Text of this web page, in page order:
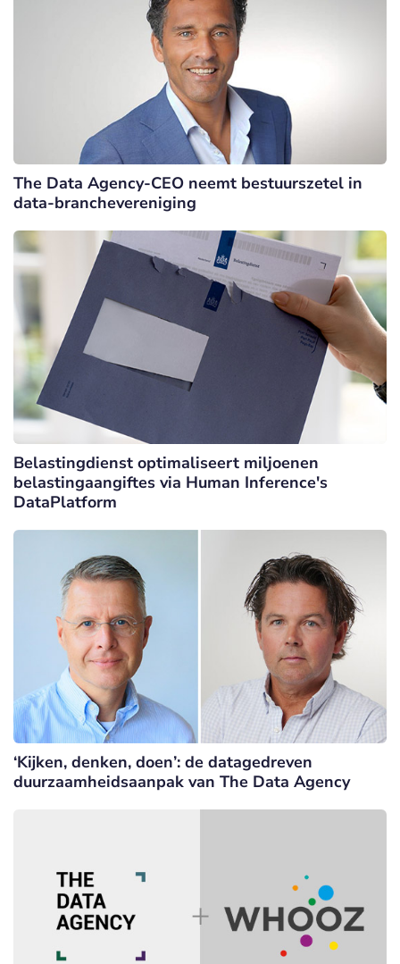
The Data Agency-CEO neemt bestuurszetel in
data-branchevereniging
Belastingdienst optimaliseert miljoenen
belastingaangiftes via Human Inference's
DataPlatform
‘Kijken, denken, doen’: de datagedreven
duurzaamheidsaanpak van The Data Agency